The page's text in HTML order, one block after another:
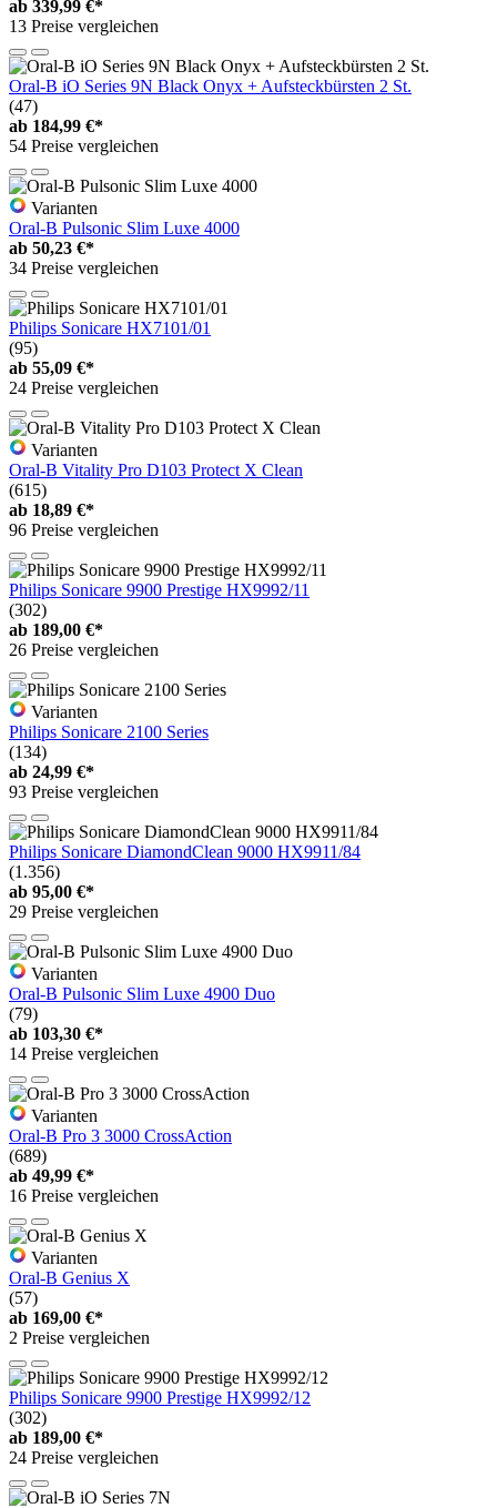
ab 339,99 €*
13 Preise vergleichen
Oral-B iO Series 9N Black Onyx + Aufsteckbürsten 2 St.
(47)
ab 184,99 €*
54 Preise vergleichen
Varianten
Oral-B Pulsonic Slim Luxe 4000
ab 50,23 €*
34 Preise vergleichen
Philips Sonicare HX7101/01
(95)
ab 55,09 €*
24 Preise vergleichen
Varianten
Oral-B Vitality Pro D103 Protect X Clean
(615)
ab 18,89 €*
96 Preise vergleichen
Philips Sonicare 9900 Prestige HX9992/11
(302)
ab 189,00 €*
26 Preise vergleichen
Varianten
Philips Sonicare 2100 Series
(134)
ab 24,99 €*
93 Preise vergleichen
Philips Sonicare DiamondClean 9000 HX9911/84
(1.356)
ab 95,00 €*
29 Preise vergleichen
Varianten
Oral-B Pulsonic Slim Luxe 4900 Duo
(79)
ab 103,30 €*
14 Preise vergleichen
Varianten
Oral-B Pro 3 3000 CrossAction
(689)
ab 49,99 €*
16 Preise vergleichen
Varianten
Oral-B Genius X
(57)
ab 169,00 €*
2 Preise vergleichen
Philips Sonicare 9900 Prestige HX9992/12
(302)
ab 189,00 €*
24 Preise vergleichen